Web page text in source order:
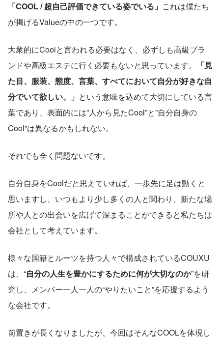
「COOL / 超自己評価できている姿でいる」 これは僕たち
が掲げるValueの中の一つです。
大衆的にCoolと言われる必要はなく、必ずしも高級ブラ
ンドや高級エステに行く必要もないと思っています。
「見
た目、服装、態度、言葉、すべてにおいて自分が好きな自
分でいて欲しい。」 という意味を込めて大切にしている言
葉であり、表面的には”人から見たCool”と”自分自身の
Cool”は異なるかもしれない。
それでも全く問題ないです。
自分自身をCoolだと思えていれば、一歩先に足は動くと
思いますし、いつもより少し多くの人と関わり、新たな場
所や人との出会いを広げて深まることができると私たちは
会社として考えています。
様々な国籍とルーツを持つ人々で構成されているCOUXU
は、“自分の人生を豊かにするために何が大切なのか”を研
究し、メンバー一人一人の“やりたいこと”を応援するよう
な会社です。
前置きが長くなりましたが、今回はそんなCOOLを体現し